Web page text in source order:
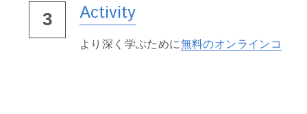
3 Activity
より深く学ぶために無料のオンラインコ